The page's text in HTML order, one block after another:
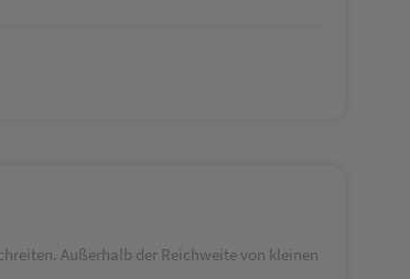
Außerhalb der Reichweite von kleinen